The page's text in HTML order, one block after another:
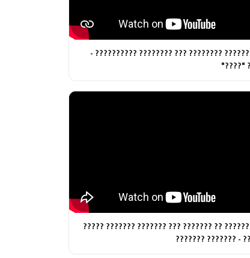
????? ??????? ???????? ??? ????????
?????? ?????? ?? ??????? ??? ???????
???????? - ???????